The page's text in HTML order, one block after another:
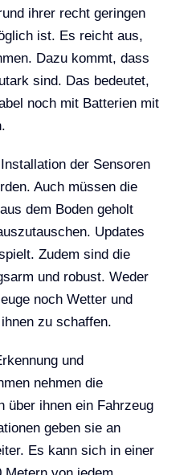
ihrer recht geringen
ist. Es reicht aus,
Dazu kommt, dass
sind. Das bedeutet,
noch mit Batterien mit
der Sensoren
Auch müssen die
dem Boden geholt
Updates
Zudem sind die
und robust. Weder
noch Wetter und
zu schaffen.
und
nehmen die
über ihnen ein Fahrzeug
geben sie an
Es kann sich in einer